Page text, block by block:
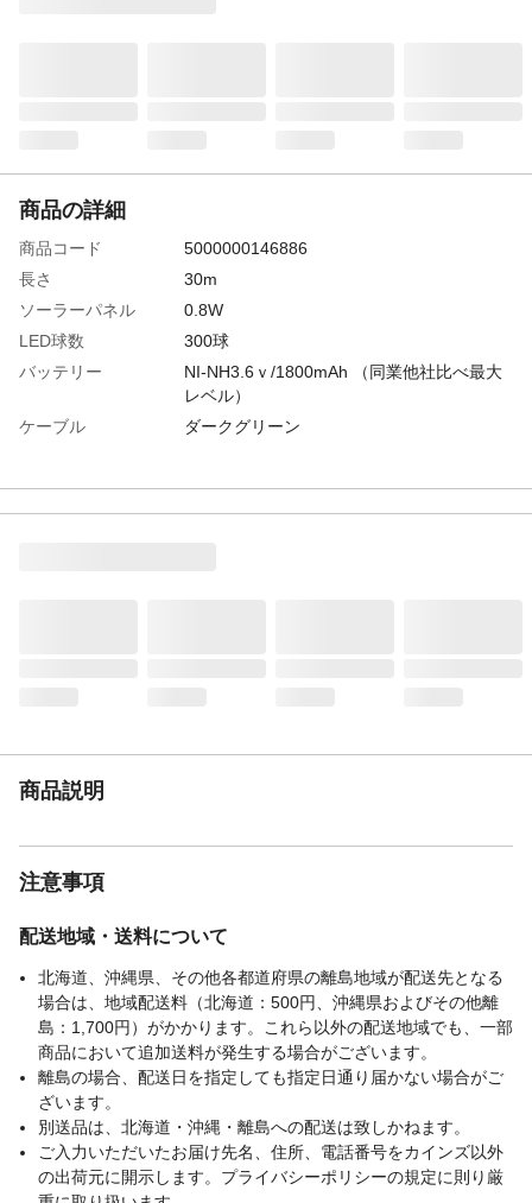
商品の詳細
商品コード
5000000146886
長さ
30m
ソーラーパネル
0.8W
LED球数
300球
バッテリー
NI-NH3.6ｖ/1800mAh （同業他社比べ最大
レベル）
ケーブル
ダークグリーン
防水等級
IP44（ライト部分）
連結可否
連結不可
商品説明
注意事項
配送地域・送料について
北海道、沖縄県、その他各都道府県の離島地域が配送先となる
場合は、地域配送料（北海道：500円、沖縄県およびその他離
島：1,700円）がかかります。これら以外の配送地域でも、一部
商品において追加送料が発生する場合がございます。
離島の場合、配送日を指定しても指定日通り届かない場合がご
ざいます。
別送品は、北海道・沖縄・離島への配送は致しかねます。
ご入力いただいたお届け先名、住所、電話番号をカインズ以外
の出荷元に開示します。プライバシーポリシーの規定に則り厳